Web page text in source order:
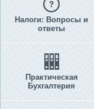
Налоги: Вопросы и
ответы
Практическая
Бухгалтерия